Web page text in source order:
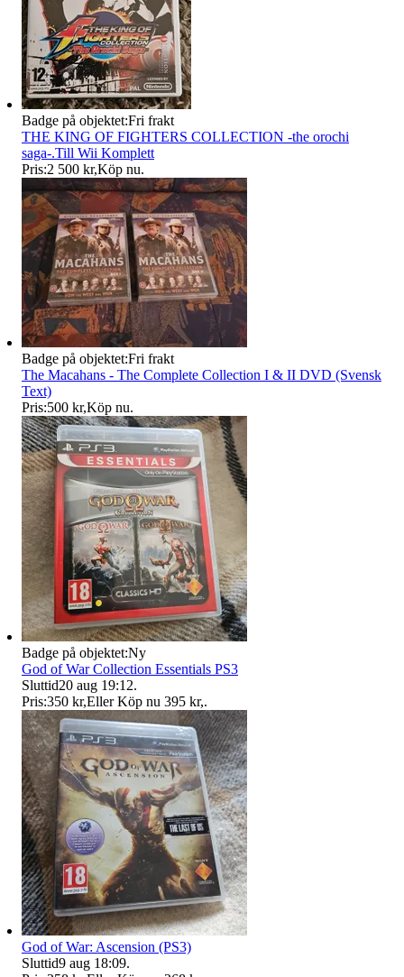
Badge på objektet:Fri frakt
THE KING OF FIGHTERS COLLECTION -the orochi
saga-.Till Wii Komplett
Pris:2 500 kr,Köp nu.
Badge på objektet:Fri frakt
The Macahans - The Complete Collection I & II DVD (Svensk
Text)
Pris:500 kr,Köp nu.
Badge på objektet:Ny
God of War Collection Essentials PS3
Sluttid20 aug 19:12.
Pris:350 kr,Eller Köp nu 395 kr,.
God of War: Ascension (PS3)
Sluttid9 aug 18:09.